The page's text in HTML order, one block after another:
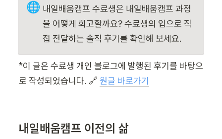
🌐 내일배움캠프 수료생은 내일배움캠프 과정
을 어떻게 회고할까요? 수료생의 입으로 직
접 전달하는 솔직 후기를 확인해 보세요.
*이 글은 수료생 개인 블로그에 발행된 후기를 바탕으
로 작성되었습니다. 🔗 원글 바로가기
내일배움캠프 이전의 삶